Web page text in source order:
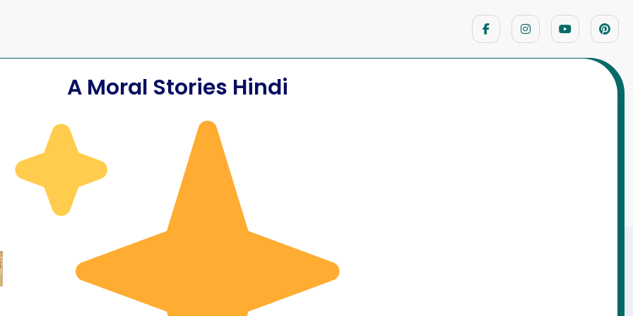
A Moral Stories Hindi
Snake
नैतिक कहानी
कौआ और साँप की कहानी (Crow and Snake Story in Hindi) | पंचतंत्र की